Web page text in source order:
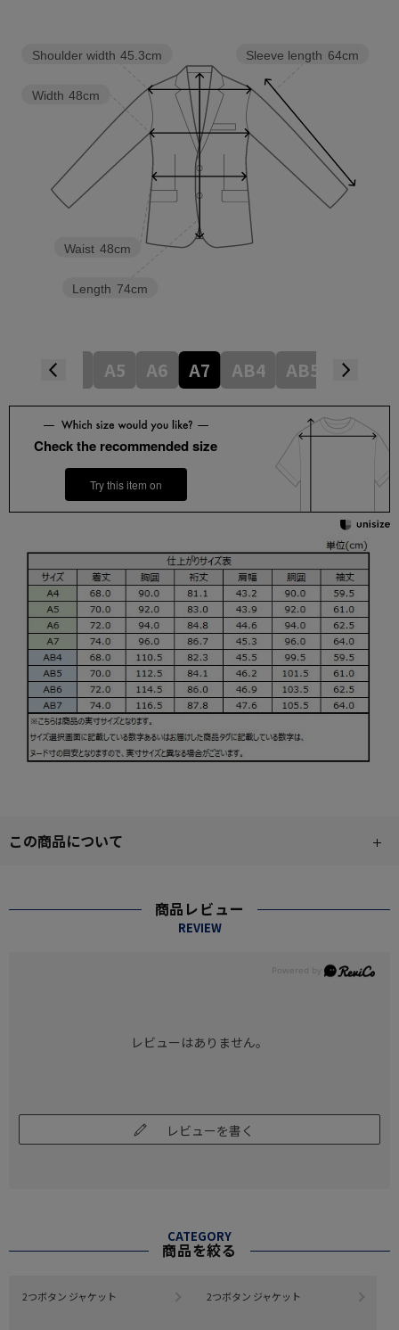
Sleeve length 64cm
Length 74cm
Waist 48cm
Width 48cm
Shoulder width 45.3cm
A5 A6 A7 AB4 AB5 AB6
Check the recommended size
Try this item on
この商品について
商品レビュー
REVIEW
レビューはありません。
レビューを書く
CATEGORY
商品を絞る
2つボタン ジャケット 2つボタン ジャケット